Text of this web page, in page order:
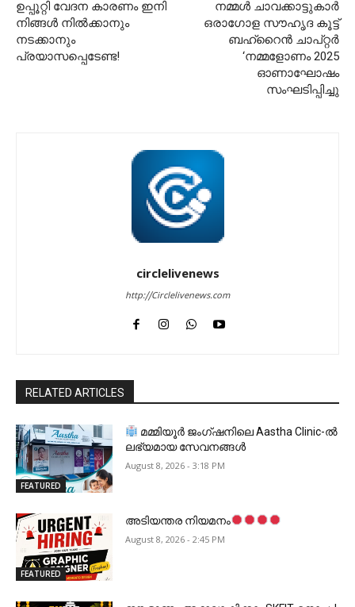
ഉപ്പൂറ്റി വേദന കാരണം ഇനി
നിങ്ങൾ നിൽക്കാനും
നടക്കാനും
പ്രയാസപ്പെടേണ്ട!
നമ്മൾ ചാവക്കാട്ടുകാർ
ഒരാഗോള സൗഹൃദ കൂട്ട്
ബഹ്‌റൈൻ ചാപ്റ്റർ
‘നമ്മളോണം 2025
ഓണാഘോഷം
സംഘടിപ്പിച്ചു
circlelivenews
http://Circlelivenews.com
RELATED ARTICLES
FEATURED
മമ്മിയൂർ ജംഗ്ഷനിലെ Aastha Clinic-ൽ
ലഭ്യമായ സേവനങ്ങൾ
August 8, 2026 - 3:18 PM
FEATURED
അടിയന്തര നിയമനം
August 8, 2026 - 2:45 PM